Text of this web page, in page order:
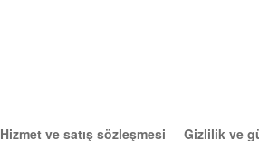
Hizmet ve satış sözleşmesi Gizlilik ve